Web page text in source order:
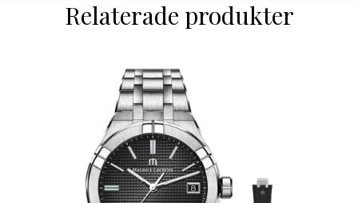
Relaterade produkter